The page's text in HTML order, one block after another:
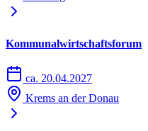
Kommunalwirtschaftsforum
ca. 20.04.2027
Krems an der Donau